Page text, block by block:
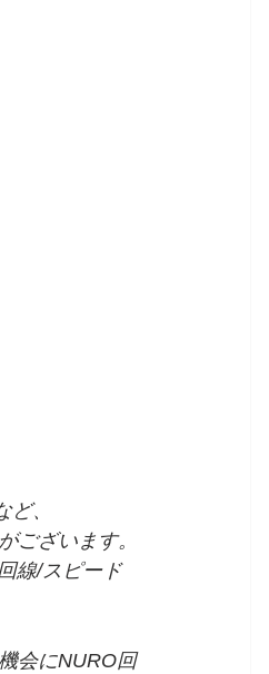
、
ございます。
線/スピード
会にNURO回